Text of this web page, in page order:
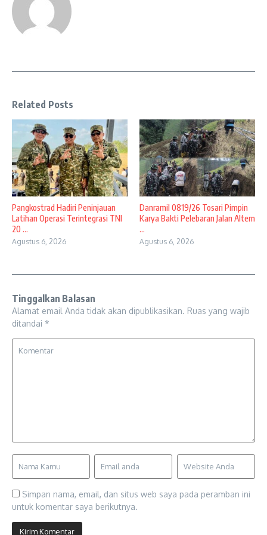
Related Posts
Pangkostrad Hadiri Peninjauan
Latihan Operasi Terintegrasi TNI
20 ...
Agustus 6, 2026
Danramil 0819/26 Tosari Pimpin
Karya Bakti Pelebaran Jalan Altern
...
Agustus 6, 2026
Tinggalkan Balasan
Alamat email Anda tidak akan dipublikasikan. Ruas yang wajib
ditandai *
Simpan nama, email, dan situs web saya pada peramban ini
untuk komentar saya berikutnya.